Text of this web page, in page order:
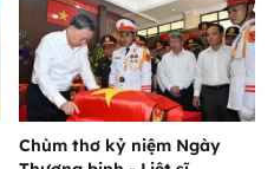
Chùm thơ kỷ niệm Ngày